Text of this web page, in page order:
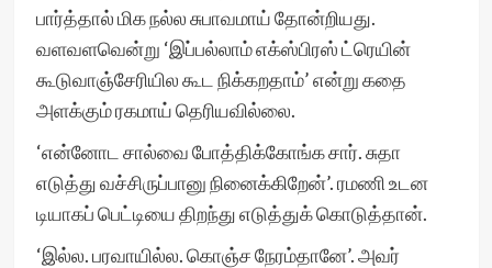
பார்த்தால் மிக நல்ல சுபாவமாய் தோன்றியது.
வளவளவென்று ‘இப்பல்லாம் எக்ஸ்பிரஸ் ட்ரெயின்
கூடுவாஞ்சேரியில கூட நிக்கறதாம்’ என்று கதை
அளக்கும் ரகமாய் தெரியவில்லை.
‘என்னோட சால்வை போத்திக்கோங்க சார். சுதா
எடுத்து வச்சிருப்பானு நினைக்கிறேன்’. ரமணி உடன
டியாகப் பெட்டியை திறந்து எடுத்துக் கொடுத்தான்.
‘இல்ல. பரவாயில்ல. கொஞ்ச நேரம்தானே’. அவர்